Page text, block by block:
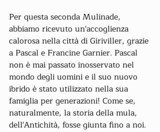
Per questa seconda Mulinade,
abbiamo ricevuto un'accoglienza
calorosa nella città di Giriviller, grazie
a Pascal e Francine Garnier. Pascal
non è mai passato inosservato nel
mondo degli uomini e il suo nuovo
ibrido è stato utilizzato nella sua
famiglia per generazioni! Come se,
naturalmente, la storia della mula,
dell'Antichità, fosse giunta fino a noi.